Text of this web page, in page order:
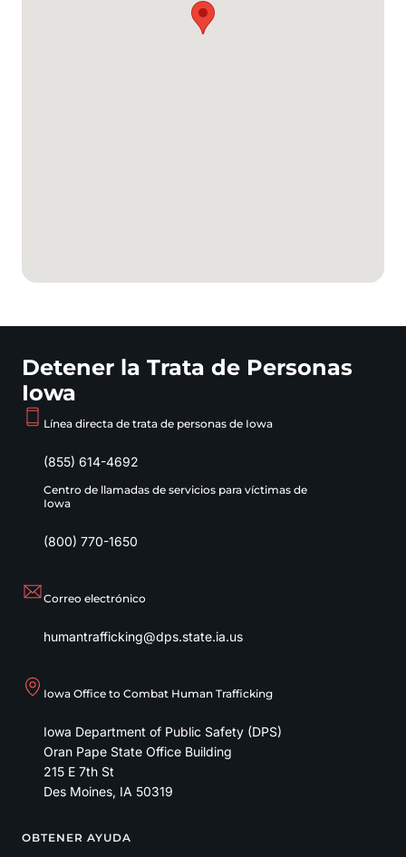
Detener la Trata de Personas
Iowa
Línea directa de trata de personas de Iowa
(855) 614-4692
Centro de llamadas de servicios para víctimas de
Iowa
(800) 770-1650
Correo electrónico
humantrafficking@dps.state.ia.us
Iowa Office to Combat Human Trafficking
Iowa Department of Public Safety (DPS)
Oran Pape State Office Building
215 E 7th St
Des Moines, IA 50319
Footer
OBTENER AYUDA